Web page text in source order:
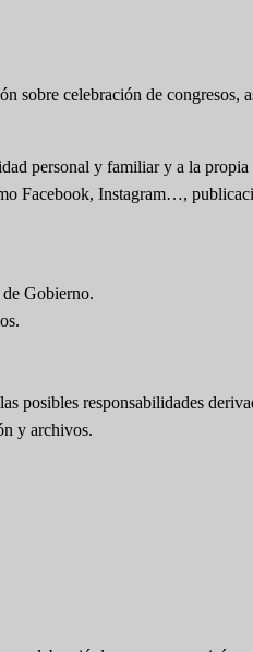
sobre celebración de congresos,
personal y familiar y a la
Facebook, Instagram…,
Gobierno.
posibles responsabilidades
y archivos.